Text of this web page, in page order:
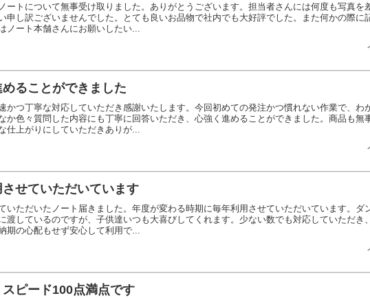
ートについて無事受け取りました。ありがとうございます。担当者さんには何度も写真を
申し訳ございませんでした。とても良いお品物で社内でも大好評でした。また何かの際に
ノート本舗さんにお願いしたい...
ることができました
かつ丁寧な対応していただき感謝いたします。今回初めての発注かつ慣れない作業で、わ
か色々質問した内容にも丁寧に回答いただき、心強く進めることができました。商品も無
仕上がりにしていただきありが...
せていただいています
いただいたノート届きました。年度が変わる時期に毎年利用させていただいています。ダ
渡しているのですが、子供達いつも大喜びしてくれます。少ない数でも対応していただき
期の心配もせず安心して利用で...
ピード100点満点です